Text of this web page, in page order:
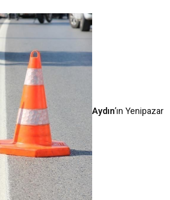
Aydın’ın Yenipazar